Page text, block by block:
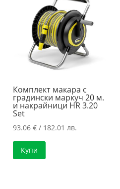
high
Комплект макара с
градински маркуч 20 м.
и накрайници HR 3.20
Set
93.06€ / 182.01 лв.
Купи